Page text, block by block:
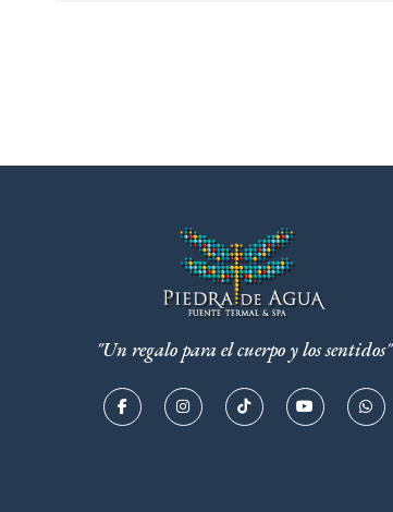
"Un regalo para el cuerpo y los sentidos"